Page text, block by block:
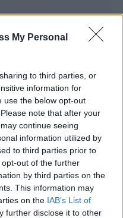
My Personal
to third parties, or
information for
use the below opt-out
note that after your
continue seeing
information utilized by
to third parties prior to
out of the further
by third parties on the
This information may
on the IAB’s List of
further disclose it to other
pro uživatele
na mé zdi
5 (před 4 lety)